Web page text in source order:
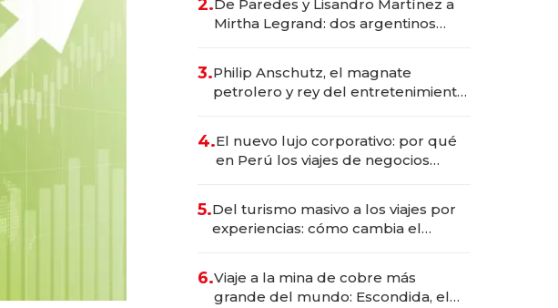
marcas "fast premium"
2.De Paredes y Lisandro Martínez a
Mirtha Legrand: dos argentinos
3.Philip Anschutz, el magnate
petrolero y rey del entretenimiento
4.El nuevo lujo corporativo: por qué
en Perú los viajes de negocios
transformadoras
5.Del turismo masivo a los viajes por
experiencias: cómo cambia el
6.Viaje a la mina de cobre más
grande del mundo: Escondida, el